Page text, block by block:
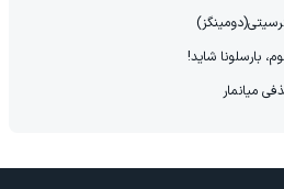
بارسلونا شاید!
میانمار